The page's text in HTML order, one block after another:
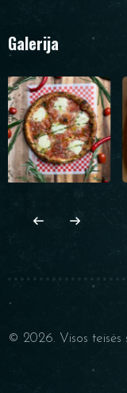
Galerija
© 2026. Visos teisės